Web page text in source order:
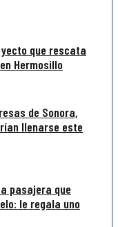
que rescata
Hermosillo
de Sonora,
llenarse este
pasajera que
le regala uno